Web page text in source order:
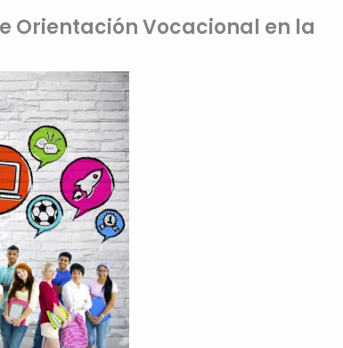
Orientación Vocacional en la